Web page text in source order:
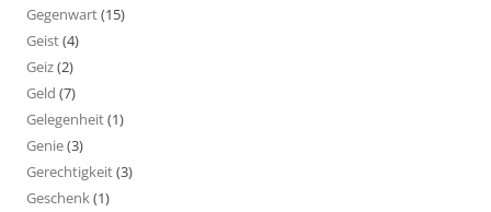
Gegenwart(15)
Geist(4)
Geiz(2)
Geld (7)
Gelegenheit(1)
Genie(3)
Gerechtigkeit(3)
Geschenk(1)